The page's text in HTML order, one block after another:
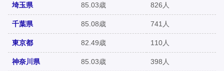
埼玉県 85.03歳 826人
千葉県 85.08歳 741人
東京都 82.49歳 110人
神奈川県 85.03歳 398人